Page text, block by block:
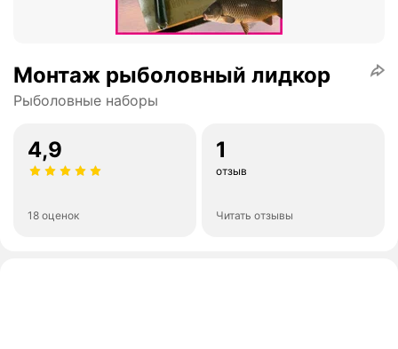
Монтаж рыболовный лидкор
Рыболовные наборы
4,9
18 оценок
1
отзыв
Читать отзывы